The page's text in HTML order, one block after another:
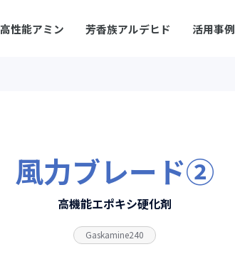
高性能アミン 芳香族アルデヒド 活用事例
風力ブレード②
高機能エポキシ硬化剤
Gaskamine240